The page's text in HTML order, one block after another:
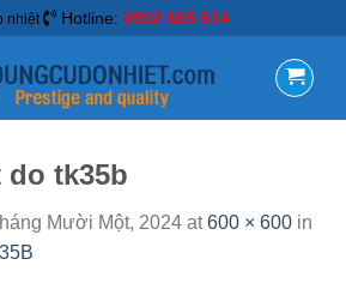
nhiệt Hotline: 0932 665 614
tk35b
Mười Một, 2024 at600 × 600 in